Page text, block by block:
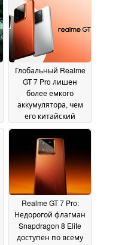
Глобальный Realme
GT 7 Pro лишен
более емкого
аккумулятора, чем
его китайский
аналог17 November 2024
Realme GT 7 Pro:
Недорогой флагман
Snapdragon 8 Elite
доступен по всему